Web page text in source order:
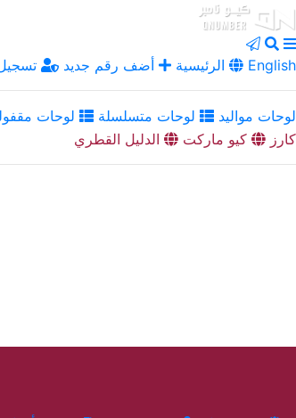
الرئيسية أضف رقم جديد English
لوحات مواليد لوحات متسلسلة لوحات
كارز
كيو ماركت الدليل القطري